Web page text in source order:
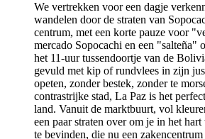
We vertrekken voor een dagje
wandelen door de straten van
centrum, met een korte pauze voor
mercado Sopocachi en een "salteña"
het 11-uur tussendoortje van de
gevuld met kip of rundvlees in zijn
opeten, zonder bestek, zonder te
contrastrijke stad, La Paz is het
land. Vanuit de marktbuurt, vol
een paar straten over om je in het
te bevinden, die nu een